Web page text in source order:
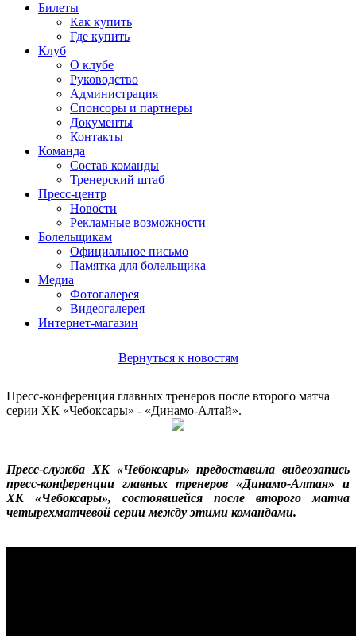
Билеты
Как купить
Где купить
Клуб
О клубе
Руководство
Администрация
Спонсоры и партнеры
Документы
Контакты
Команда
Состав команды
Тренерский штаб
Пресс-центр
Новости
Рекламные возможности
Болельщикам
Официальное письмо
Памятка для болельщика
Медиа
Фотогалерея
Видеогалерея
Интернет-магазин
Вернуться к новостям
Пресс-конференция главных тренеров после второго матча
серии ХК «Чебоксары» - «Динамо-Алтай».
Пресс-служба ХК «Чебоксары» предоставила видеозапись
пресс-конференции главных тренеров «Динамо-Алтая» и
ХК «Чебоксары», состоявшейся после второго матча
четырехматчевой серии между этими командами.